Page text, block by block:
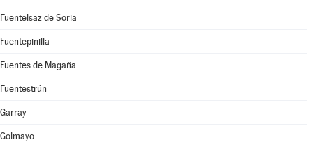
Fuentelsaz de Soria
Fuentepinilla
Fuentes de Magaña
Fuentestrún
Garray
Golmayo